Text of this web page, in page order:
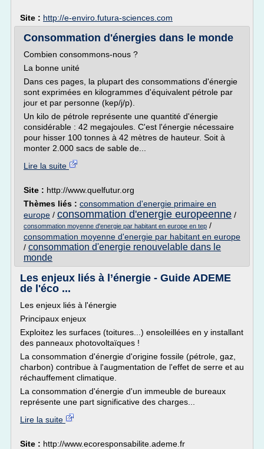
Site : http://e-enviro.futura-sciences.com
Consommation d'énergies dans le monde
Combien consommons-nous ?
La bonne unité
Dans ces pages, la plupart des consommations d'énergie
sont exprimées en kilogrammes d'équivalent pétrole par
jour et par personne (kep/j/p).
Un kilo de pétrole représente une quantité d'énergie
considérable : 42 megajoules. C'est l'énergie nécessaire
pour hisser 100 tonnes à 42 mètres de hauteur. Soit à
monter 2.000 sacs de sable de...
Lire la suite
Site : http://www.quelfutur.org
Thèmes liés : consommation d'energie primaire en
europe / consommation d'energie europeenne /
consommation moyenne d'energie par habitant en europe en tep /
consommation moyenne d'energie par habitant en europe
/ consommation d'energie renouvelable dans le
monde
Les enjeux liés à l’énergie - Guide ADEME
de l'éco ...
Les enjeux liés à l'énergie
Principaux enjeux
Exploitez les surfaces (toitures...) ensoleillées en y installant
des panneaux photovoltaïques !
La consommation d'énergie d'origine fossile (pétrole, gaz,
charbon) contribue à l'augmentation de l'effet de serre et au
réchauffement climatique.
La consommation d'énergie d'un immeuble de bureaux
représente une part significative des charges...
Lire la suite
Site : http://www.ecoresponsabilite.ademe.fr